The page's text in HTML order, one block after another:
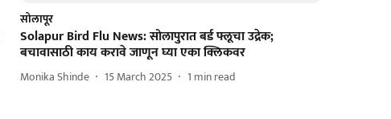
सोलापूर
Solapur Bird Flu News: सोलापुरात बर्ड फ्लूचा उद्रेक;
बचावासाठी काय करावे जाणून घ्या एका क्लिकवर
Monika Shinde 15 March 2025 1 min read